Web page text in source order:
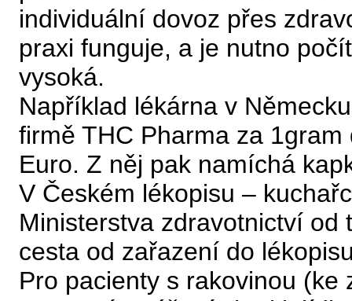
individuální dovoz přes
praxi funguje, a je nutno
vysoká.
Například lékárna v
firmě THC Pharma za
Euro. Z něj pak namíchá
V Českém lékopisu –
Ministerstva zdravotnictví
cesta od zařazení do
Pro pacienty s rakovinou